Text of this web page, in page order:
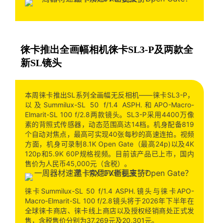
徕卡推出全画幅相机徕卡SL3-P及两款全
新SL镜头
本周徕卡推出SL系列全画幅无反相机——徕卡SL3-P，
以及Summilux-SL 50 f/1.4 ASPH.和APO-Macro-
Elmarit-SL 100 f/2.8两款镜头。SL3-P采用4400万像
素的背照式传感器，动态范围高达14档。机身配备819
个自动对焦点，最高可实现40张每秒的高速连拍。视频
方面，机身可录制8.1K Open Gate（最高24p)以及4K
120p和5.9K 60P规格视频。目前该产品已上市，国内
售价为人民币45,000元（含税）。
徕卡Summilux-SL 50 f/1.4 ASPH.镜头与徕卡APO-
Macro-Elmarit-SL 100 f/2.8镜头将于2026年下半年在
全球徕卡商店、徕卡线上商店以及授权经销商处正式发
售，含税售价分别为37,269元及20,301元。